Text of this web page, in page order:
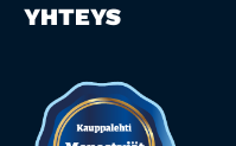
YHTEYS